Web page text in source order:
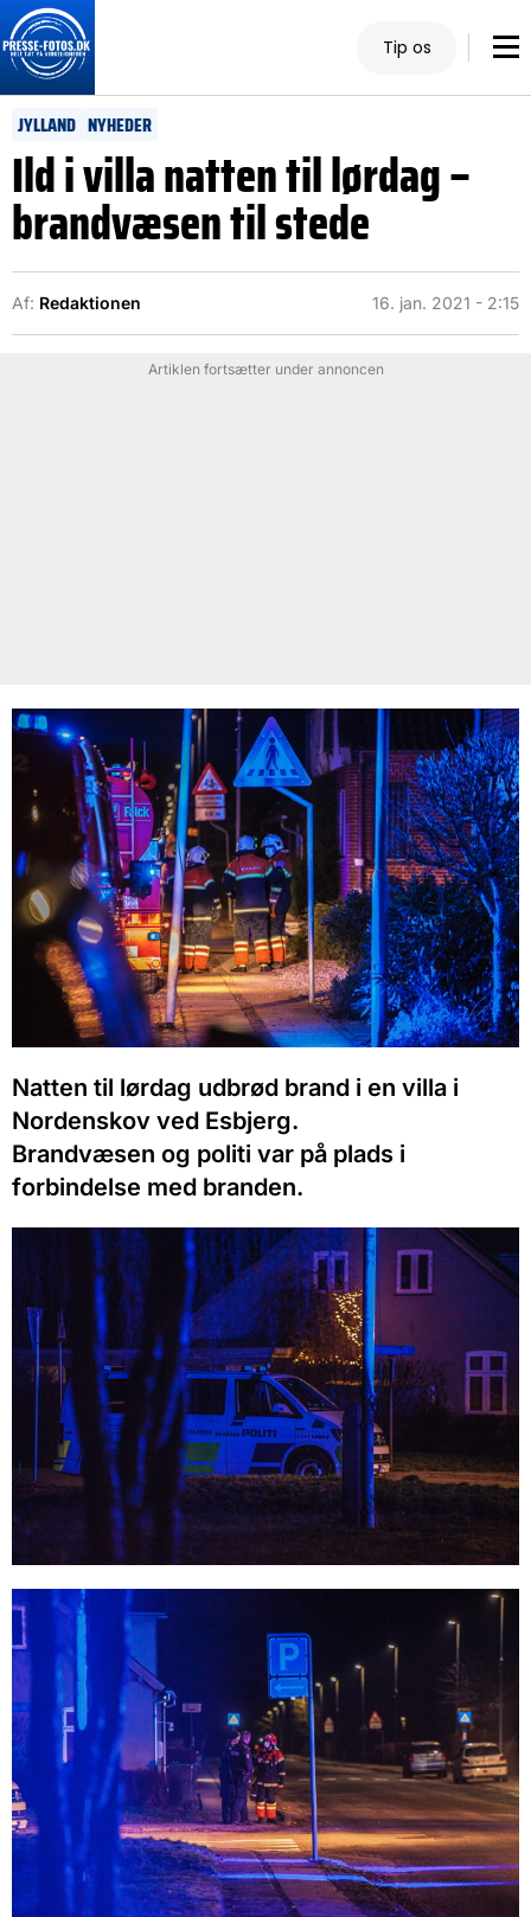
Tip os
JYLLAND NYHEDER
Ild i villa natten til lørdag –
brandvæsen til stede
Af: Redaktionen 16. jan. 2021 - 2:15
Artiklen fortsætter under annoncen
Natten til lørdag udbrød brand i en villa i
Nordenskov ved Esbjerg.
Brandvæsen og politi var på plads i
forbindelse med branden.